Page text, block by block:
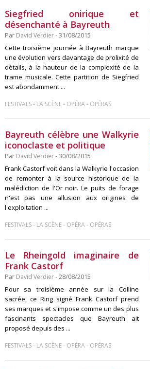
Siegfried onirique et
désenchanté à Bayreuth
Par David Verdier- 31/08/2015
Cette troisième journée à Bayreuth marque
une évolution vers davantage de prolixité de
détails, à la hauteur de la complexité de la
trame musicale. Cette partition de Siegfried
est abondamment ...
FESTIVALS- LA SCÈNE- OPÉRA- OPÉRAS
Bayreuth célèbre une Walkyrie
iconoclaste et politique
Par David Verdier- 30/08/2015
Frank Castorf voit dans la Walkyrie l'occasion
de remonter à la source historique de la
malédiction de l'Or noir. Le puits de forage
n'est pas une allusion aux origines de
l'exploitation ...
FESTIVALS- LA SCÈNE- OPÉRA- OPÉRAS
Le Rheingold imaginaire de
Frank Castorf
Par David Verdier- 28/08/2015
Pour sa troisième année sur la Colline
sacrée, ce Ring signé Frank Castorf prend
ses marques et s'impose comme un des plus
fascinants spectacles que Bayreuth ait
proposé depuis des ...
FESTIVALS- LA SCÈNE- OPÉRA- OPÉRAS